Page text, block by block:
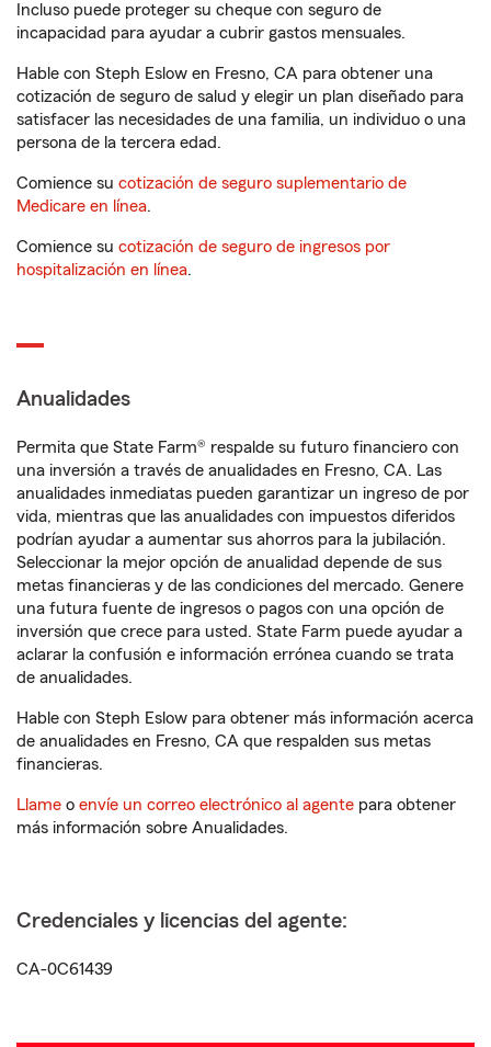
Incluso puede proteger su cheque con seguro de
incapacidad para ayudar a cubrir gastos mensuales.
Hable con Steph Eslow en Fresno, CA para obtener una
cotización de seguro de salud y elegir un plan diseñado para
satisfacer las necesidades de una familia, un individuo o una
persona de la tercera edad.
Comience su cotización de seguro suplementario de
Medicare en línea.
Comience su cotización de seguro de ingresos por
hospitalización en línea.
Anualidades
Permita que State Farm® respalde su futuro financiero con
una inversión a través de anualidades en Fresno, CA. Las
anualidades inmediatas pueden garantizar un ingreso de por
vida, mientras que las anualidades con impuestos diferidos
podrían ayudar a aumentar sus ahorros para la jubilación.
Seleccionar la mejor opción de anualidad depende de sus
metas financieras y de las condiciones del mercado. Genere
una futura fuente de ingresos o pagos con una opción de
inversión que crece para usted. State Farm puede ayudar a
aclarar la confusión e información errónea cuando se trata
de anualidades.
Hable con Steph Eslow para obtener más información acerca
de anualidades en Fresno, CA que respalden sus metas
financieras.
Llame o envíe un correo electrónico al agente para obtener
más información sobre Anualidades.
Credenciales y licencias del agente:
CA-0C61439